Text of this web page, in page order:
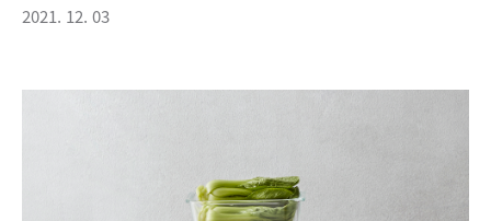
2021. 12. 03